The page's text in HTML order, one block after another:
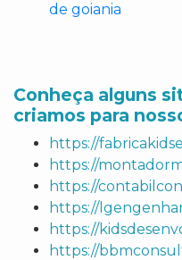
de goiania
Conheça alguns
criamos para
https://
https://
https://
https://
https://
https://